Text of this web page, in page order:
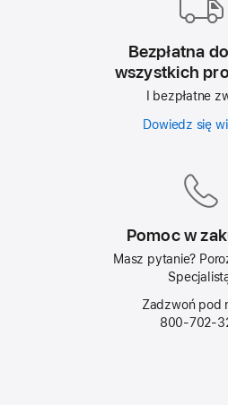
Bezpłatna
wszystkich
I bezpłatne
Dowiedz się
Pomoc w
Masz pytanie?
Zadzwoń pod